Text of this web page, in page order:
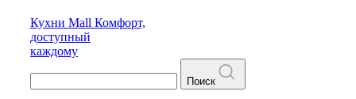
Кухни Mall Комфорт,
доступный
каждому
Поиск